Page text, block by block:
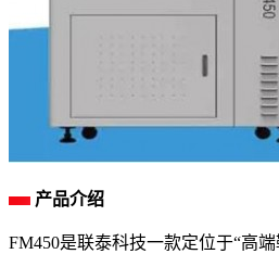
产品介绍
FM450是联泰科技一款定位于“高